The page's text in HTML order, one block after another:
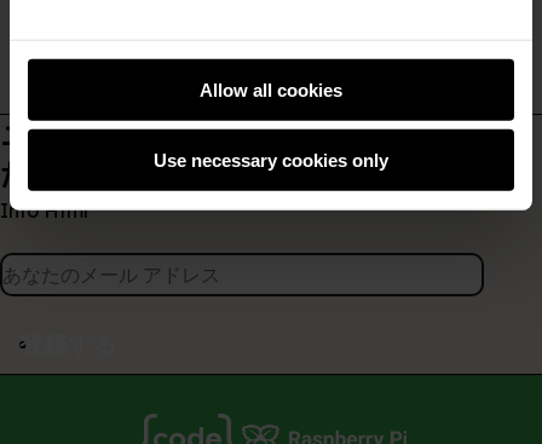
Allow all cookies
Use necessary cookies only
ニュースレターで最新情報を入手してく
ださい。
Info Html
登録する